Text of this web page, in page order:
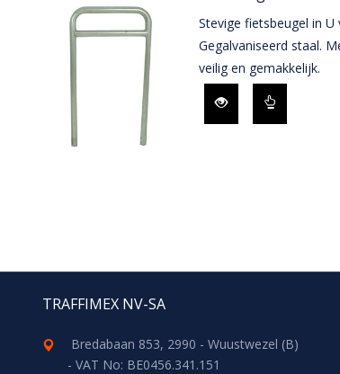
Stevige fietsbeugel in
Gegalvaniseerd staal.
veilig en gemakkelijk.
TRAFFIMEX NV-SA
Bredabaan 853, 2990 - Wuustwezel (B)
- VAT No: BE0456.341.151